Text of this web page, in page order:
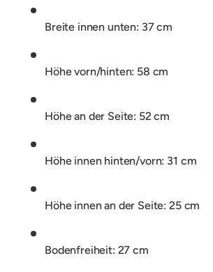
Breite innen unten: 37 cm
Höhe vorn/hinten: 58 cm
Höhe an der Seite: 52 cm
Höhe innen hinten/vorn: 31 cm
Höhe innen an der Seite: 25 cm
Bodenfreiheit: 27 cm